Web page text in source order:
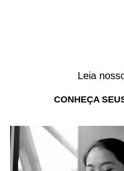
Leia
CONHEÇA
Super Aposentadoria:
totalmente nova no
A Super
Aposentadoria é uma